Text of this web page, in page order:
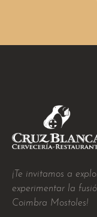
¡Te invitamos a
experimentar la
Coimbra Mostoles!